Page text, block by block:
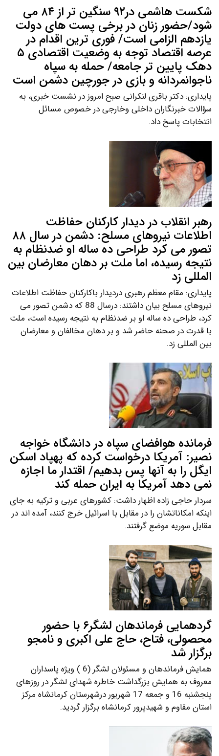
شکست هاشمی در۹۲ سنگین تر از ۸۴ می
شود/حضور زنان در برخی پست های دولت
یازدهم الزامی است/ فوری ترین اقدام در
عرصه اقتصاد توجه به وضعیت اقتصادی ۵
دهک پایین تر جامعه/ حمله به سپاه
ناجوانمردانه و بازی در جورچین دشمن است
پایداری: دکتر باقری لنکرانی صبح امروز در نشست خبری، به
سؤالات خبرنگاران داخلی وخارجی در خصوص مسائل
انتخابات پاسخ داد.
رهبر انقلاب در دیدار کارکنان حفاظت
اطلاعات نیروهای مسلح: دشمن در سال ۸۸
تصور می کرد طراحی ده ساله او ضدنظام به
نتیجه رسیده، اما ملت بر دهان معارضان بین
المللی زد
پایداری: مقام معظم رهبری دردیدار باکارکنان حفاظت اطلاعات
نیروهای مسلح بیان داشتند: درسال 88 که دشمن تصور می
کرد، طراحی ده ساله او بر ضدنظام به نتیجه رسیده است، ملت
با قدرت در صحنه حاضر شد و بر دهان مخالفان و معارضان
بین المللی زد.
فرمانده هوافضای سپاه در دانشگاه خواجه
نصیر: آمریکا درخواست کرده که پهپاد اسکن
ایگل را به آنها پس بدهیم/ اقتدار ما اجازه
نمی دهد آمریکا به ایران حمله کند
سردار حاجی زاده اظهار داشت: کشورهای عربی و ترکیه به جای
اینکه امکاناتشان را در مقابل با اسرائیل خرج کنند، آمده اند در
مقابل سوریه موضع گرفتند.
گردهمایی فرماندهان لشگر۶ با حضور
محصولی، فتاح، حاج علی اکبری و نامجو
برگزار شد
همایش فرماندهان و مسئولان لشگر (6 ) ویژه پاسداران
معروف به همایش بزرگداشت خاطره شهدای لشگر در روزهای
پنجشنبه 16 و جمعه 17 شهریور درشهرستان کرمانشاه مرکز
استان مقاوم و شهیدپرور کرمانشاه برگزار گردید.